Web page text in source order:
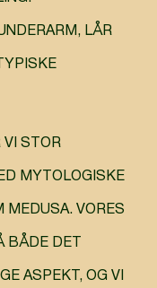
LÅR
VI STOR
MYTOLOGISKE
MEDUSA. VORES
BÅDE DET
ASPEKT, OG VI